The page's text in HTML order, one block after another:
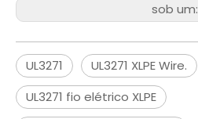
sob um:
UL3271
UL3271 XLPE Wire.
UL3271 fio elétrico XLPE